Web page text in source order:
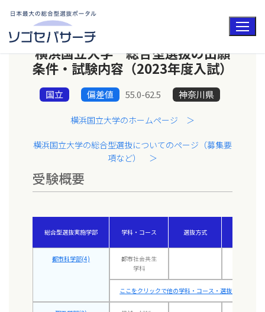
横浜国立大学 総合型選抜の出願
条件・試験内容（2023年度入試）
国立 偏差値 55.0-62.5 神奈川県
横浜国立大学のホームページ ＞
横浜国立大学の総合型選抜についてのページ（募集要
項など） ＞
受験概要
総合型選抜実施学部 学科・コース 選抜方式
都市科学部(4)
都市社会共生
学科
ここをクリックで他の学科・コース・選抜方式も表示